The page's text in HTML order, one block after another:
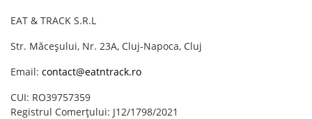
EAT & TRACK S.R.L
Str. Măceșului, Nr. 23A, Cluj-Napoca, Cluj
Email: contact@eatntrack.ro
CUI: RO39757359
Registrul Comerțului: J12/1798/2021